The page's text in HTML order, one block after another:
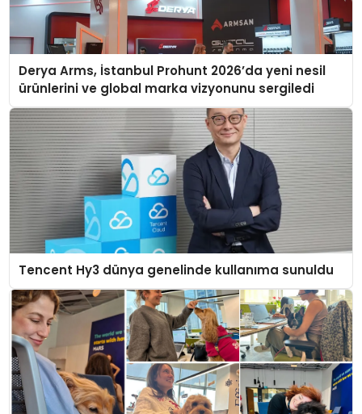
Derya Arms, İstanbul Prohunt 2026’da yeni nesil
ürünlerini ve global marka vizyonunu sergiledi
Tencent Hy3 dünya genelinde kullanıma sunuldu